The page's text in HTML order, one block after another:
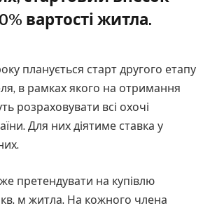
вартості житла.
планується старт другого етапу
в рамках якого на отримання
розраховувати всі охочі
Для них діятиме ставка у
претендувати на купівлю
м житла. На кожного члена